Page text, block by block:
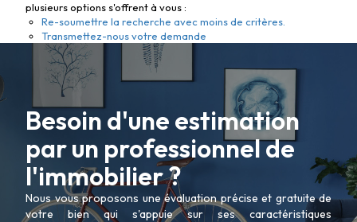
plusieurs options s'offrent à vous :
Re-soumettre la recherche avec moins de critères.
Transmettez-nous votre demande
Besoin d'une estimation
par un professionnel de
l'immobilier ?
Nous vous proposons une évaluation précise et gratuite de
votre bien qui s'appuie sur ses caractéristiques